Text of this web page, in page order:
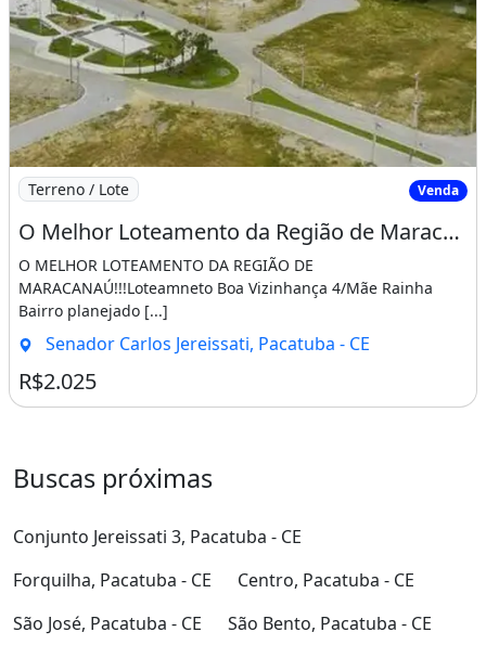
Imagem: O Melhor Loteamento da Região de
Terreno / Lote Venda
O Melhor Loteamento da Região de Maracanaú!!! Loteamento Boa Vizinhança 4/Mãe Rainha
O MELHOR LOTEAMENTO DA REGIÃO DE
MARACANAÚ!!!Loteamneto Boa Vizinhança 4/Mãe Rainha
Bairro planejado [...]
Senador Carlos Jereissati, Pacatuba - CE
R$2.025
Buscas próximas
Conjunto Jereissati 3, Pacatuba - CE
Forquilha, Pacatuba - CE
Centro, Pacatuba - CE
São José, Pacatuba - CE
São Bento, Pacatuba - CE